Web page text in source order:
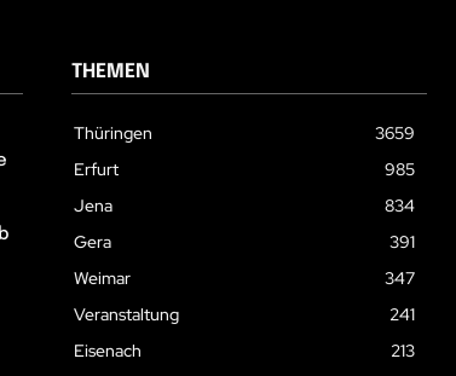
THEMEN
Thüringen
3659
Erfurt
985
Jena
834
Gera
391
Weimar
347
Veranstaltung
241
Eisenach
213